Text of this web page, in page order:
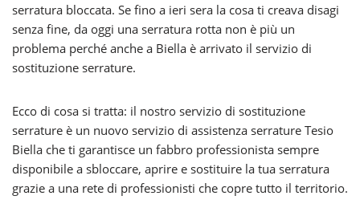
serratura bloccata. Se fino a ieri sera la cosa ti creava disagi
senza fine, da oggi una serratura rotta non è più un
problema perché anche a Biella è arrivato il servizio di
sostituzione serrature.
Ecco di cosa si tratta: il nostro servizio di sostituzione
serrature è un nuovo servizio di assistenza serrature Tesio
Biella che ti garantisce un fabbro professionista sempre
disponibile a sbloccare, aprire e sostituire la tua serratura
grazie a una rete di professionisti che copre tutto il territorio.